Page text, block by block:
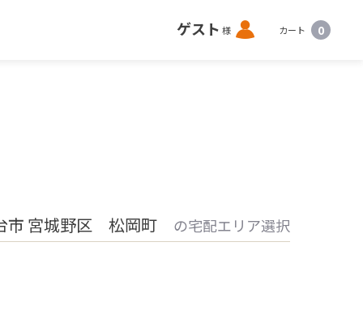
ゲスト 様 ロ
グ
カート 0
宮城野区 松岡町 の宅配エリア選択